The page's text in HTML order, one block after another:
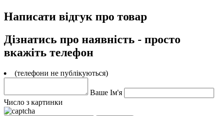
Написати відгук про товар
Дізнатись про наявність - просто
вкажіть телефон
(телефони не публікуються)
Ваше Ім'я
Число з картинки